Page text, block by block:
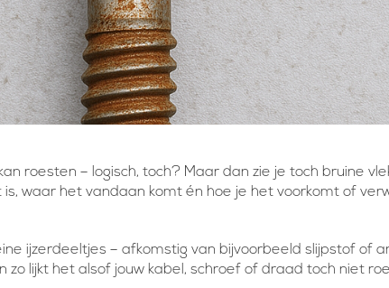
roesten – logisch, toch? Maar dan zie je toch bruine
waar het vandaan komt én hoe je het voorkomt of
ijzerdeeltjes – afkomstig van bijvoorbeeld slijpstof of
lijkt het alsof jouw kabel, schroef of draad toch niet